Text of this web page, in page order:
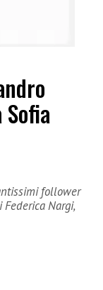
follower
Nargi,